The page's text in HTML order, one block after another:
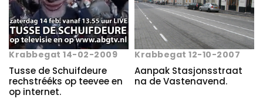
Krabbegat 14-02-2009
Tusse de Schuifdeure
rechstrééks op teevee en
op internet.
Krabbegat 12-10-2007
Aanpak Stasjonsstraat
na de Vastenavend.